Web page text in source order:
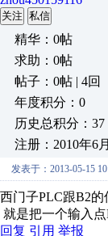
关注 私信
精华：0帖
求助：0帖
帖子：0帖 | 4回
年度积分：0
历史总积分：37
注册：2010年6
发表于：2013-05-15
西门子PLC跟B2
就是把一个输入
回复 引用 举报